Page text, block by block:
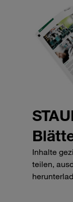
Inhalte
teilen,